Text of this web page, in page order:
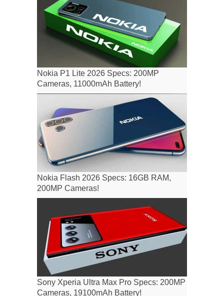
Nokia P1 Lite 2026 Specs: 200MP
Cameras, 11000mAh Battery!
Nokia Flash 2026 Specs: 16GB RAM,
200MP Cameras!
Sony Xperia Ultra Max Pro Specs: 200MP
Cameras, 19100mAh Battery!